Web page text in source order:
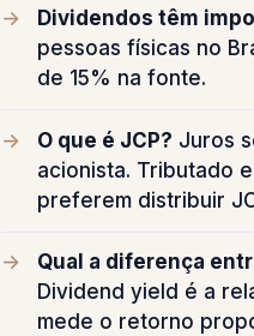
Dividendos têm
pessoas físicas no
de 15% na fonte.
O que é JCP? Juros
acionista. Tributado
preferem distribuir
Qual a diferença
Dividend yield é a
mede o retorno